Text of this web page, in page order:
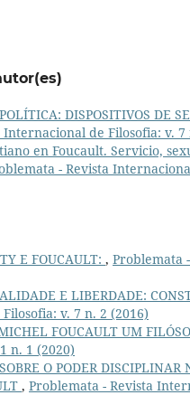
DISPOSITIVOS DE
de Filosofia: v. 7
en Foucault. Servicio,
- Revista
E FOUCAULT: , Problemata
E LIBERDADE:
v. 7 n. 2 (2016)
FOUCAULT UM
n. 1 (2020)
O PODER
, Problemata - Revista